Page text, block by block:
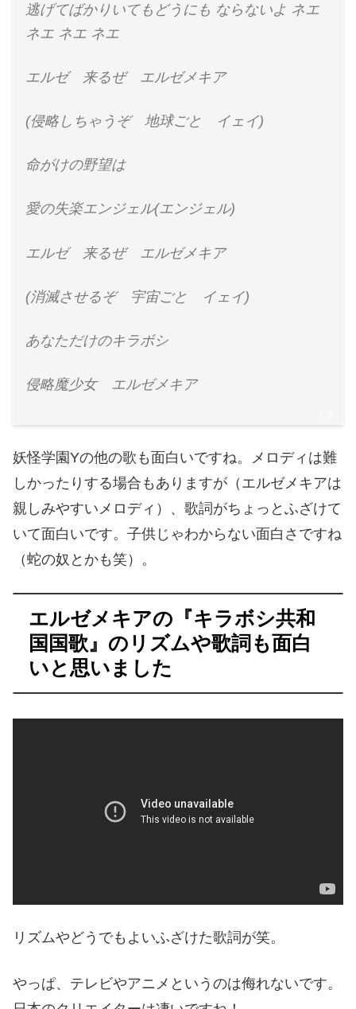
逃げてばかりいてもどうにも ならないよ ネエ
ネエ ネエ ネエ
エルゼ 来るぜ エルゼメキア
(侵略しちゃうぞ 地球ごと イェイ)
命がけの野望は
愛の失楽エンジェル(エンジェル)
エルゼ 来るぜ エルゼメキア
(消滅させるぞ 宇宙ごと イェイ)
あなただけのキラボシ
侵略魔少女 エルゼメキア
妖怪学園Yの他の歌も面白いですね。メロディは難
しかったりする場合もありますが（エルゼメキアは
親しみやすいメロディ）、歌詞がちょっとふざけて
いて面白いです。子供じゃわからない面白さですね
（蛇の奴とかも笑）。
エルゼメキアの『キラボシ共和
国国歌』のリズムや歌詞も面白
いと思いました
リズムやどうでもよいふざけた歌詞が笑。
やっぱ、テレビやアニメというのは侮れないです。